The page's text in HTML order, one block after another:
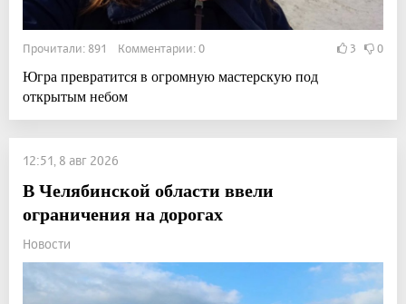
Прочитали: 891 Комментарии: 0 3 0
Югра превратится в огромную мастерскую под
открытым небом
12:51, 8 авг 2026
В Челябинской области ввели
ограничения на дорогах
Новости